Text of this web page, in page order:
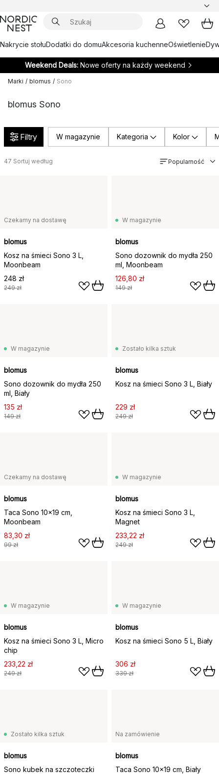
Nakrycie stołuDodatki do domuAkcesoria kuchenneOświetlenie
Weekend Deals: Nowe oferty na każdy weekend
Marki / blomus / Sono
blomus Sono
Filtry W magazynie Kategoria Kolor
47 Sortuj według Popularność
Czekamy na dostawę
blomus
Kosz na śmieci Sono 3 L,
Moonbeam
248 zł
249 zł
W magazynie
blomus
Sono dozownik do mydła 250
ml, Moonbeam
126,80 zł
149 zł
W magazynie
blomus
Sono dozownik do mydła 250
ml, Biały
135 zł
149 zł
Zostało kilka sztuk
blomus
Kosz na śmieci Sono 3 L, Biały
229 zł
249 zł
Czekamy na dostawę
blomus
Taca Sono 10x19 cm,
Moonbeam
83,30 zł
99 zł
W magazynie
blomus
Kosz na śmieci Sono 3 L,
Magnet
233,22 zł
249 zł
W magazynie
blomus
Kosz na śmieci Sono 3 L, Micro
chip
233,22 zł
249 zł
W magazynie
blomus
Kosz na śmieci Sono 5 L, Biały
306 zł
339 zł
Zostało kilka sztuk
blomus
Sono kubek na szczoteczki
Na zamówienie
blomus
Taca Sono 10x19 cm, Biały